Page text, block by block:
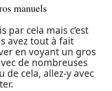
manuels
par cela mais c’est
avez tout à fait
en voyant un gros
de nombreuses
de cela, allez-y avec